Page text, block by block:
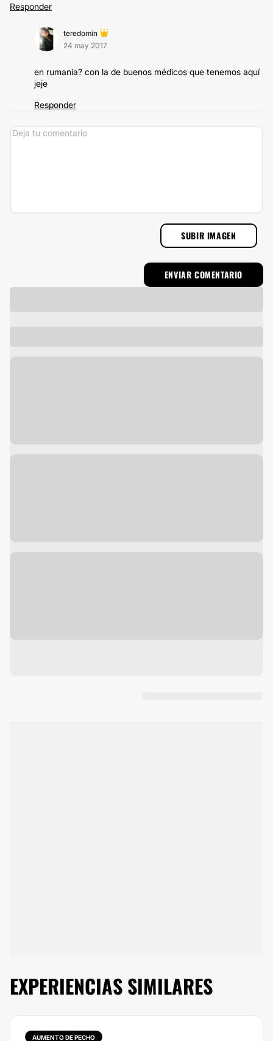
Responder
teredomin
24 may 2017
en rumania? con la de buenos médicos que tenemos aquí
jeje
Responder
SUBIR IMAGEN
EXPERIENCIAS SIMILARES
AUMENTO DE PECHO